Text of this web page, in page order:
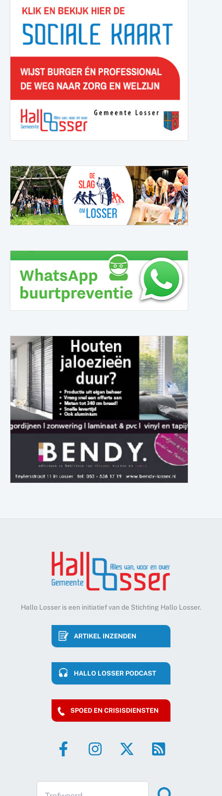
Hallo Losser is een initiatief van de Stichting Hallo Losser.
ARTIKEL INZENDEN
HALLO LOSSER PODCAST
SPOED EN CRISISDIENSTEN